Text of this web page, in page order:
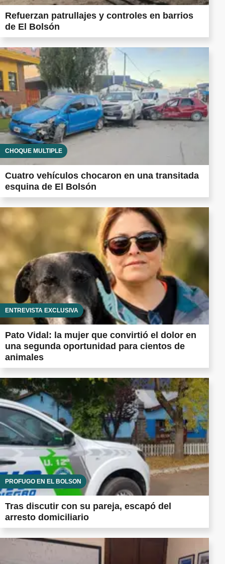
Refuerzan patrullajes y controles en barrios
de El Bolsón
CHOQUE MÚLTIPLE
Cuatro vehículos chocaron en una transitada
esquina de El Bolsón
ENTREVISTA EXCLUSIVA
Pato Vidal: la mujer que convirtió el dolor en
una segunda oportunidad para cientos de
animales
PRÓFUGO EN EL BOLSÓN
Tras discutir con su pareja, escapó del
arresto domiciliario